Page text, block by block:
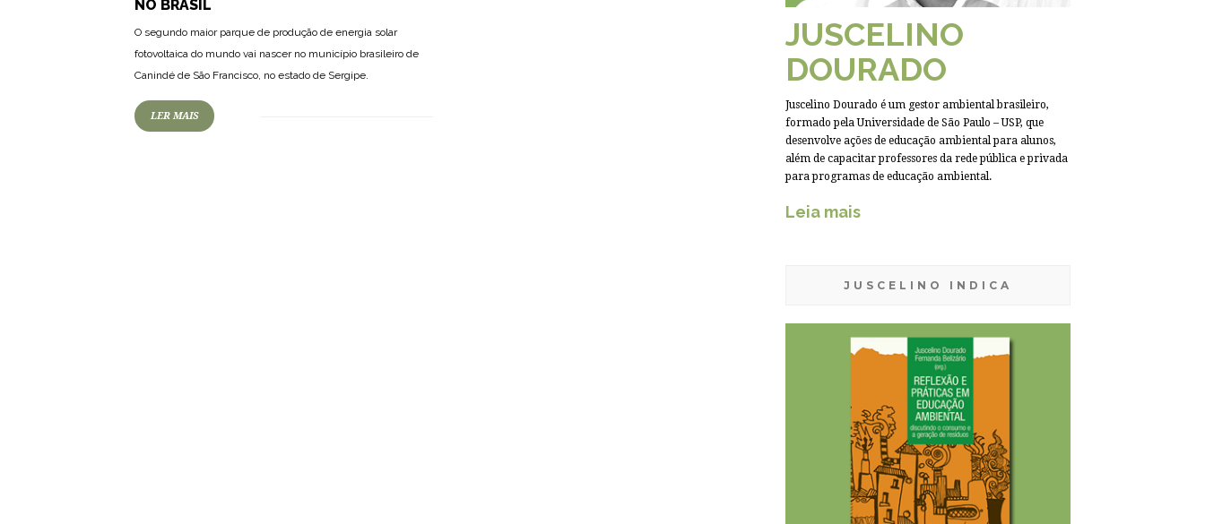
NO BRASIL
O segundo maior parque de produção de energia solar
fotovoltaica do mundo vai nascer no município brasileiro de
Canindé de São Francisco, no estado de Sergipe.
LER MAIS
JUSCELINO
DOURADO
Juscelino Dourado é um gestor ambiental brasileiro,
formado pela Universidade de São Paulo – USP, que
desenvolve ações de educação ambiental para alunos,
além de capacitar professores da rede pública e privada
para programas de educação ambiental.
Leia mais
JUSCELINO INDICA